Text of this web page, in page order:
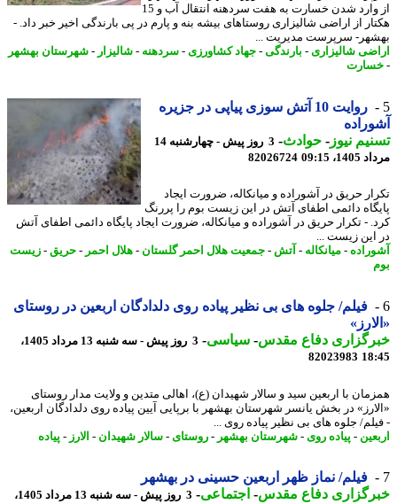
از وارد شدن خسارت به هفت سردهنه انتقال آب و 15
از اراضی شالیزاری روستاهای بیشه بنه و پارم در پی بارندگی اخیر خبر داد. -
سرپرست مدیریت ...
شالیزاری - بارندگی-جهاد کشاورزی- سردهنه -شالیزار- شهرستان بهشهر
روایت 10 آتش سوزی پیاپی در جزیره
نیوز-حوادث -
3 روز پیش - چهارشنبه 14
09:15
82026724
حریق در آشوراده و میانکاله، ضرورت ایجاد
دائمی اطفای آتش در این زیست بوم را پررنگ
- تکرار حریق در آشوراده و میانکاله، ضرورت ایجاد پایگاه دائمی اطفای آتش
زیست ...
- میانکاله-آتش -جمعیت هلال احمر گلستان-هلال احمر -حریق- زیست
فیلم/ جلوه های بی نظیر پیاده روی دلدادگان اربعین در روستای
دفاع مقدس-سیاسی-
3 روز پیش - سه شنبه 13 مرداد 1405،
82023983
با اربعین سید و سالار شهیدان (ع)، اهالی متدین و ولایت مدار روستای
در بخش یانسر شهرستان بهشهر با برپایی آیین پیاده روی دلدادگان اربعین،
جلوه های بی نظیر پیاده روی ...
-پیاده روی -شهرستان بهشهر-روستای-سالار شهیدان- الارز -پیاده
فیلم/ نماز ظهر اربعین حسینی در بهشهر
دفاع مقدس-اجتماعی-
3 روز پیش - سه شنبه 13 مرداد 1405،